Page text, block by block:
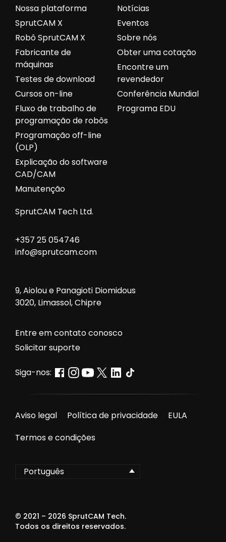
Notícias
Eventos
Sobre nós
Obter uma cotação
Encontre um
revendedor
Conferência Mundial
Programa EDU
Nossa plataforma
SprutCAM X
Robô SprutCAM X
Fabricante de
máquinas
Testes de download
Cursos on-line
Fluxo de trabalho de
programação de robôs
Programação off-line
(OLP)
Explicação do software
CAD/CAM
Manutenção
SprutCAM Tech Ltd.
+357 25 054746
info@sprutcam.com
9, Aiolou e Panagioti Diomidous
3020, Limassol, Chipre
Entre em contato conosco
Solicitar suporte
Siga-nos:
Aviso legal Política de privacidade
EULA
Termos e condições
Português
© 2021 – 2026 SprutCAM Tech.
Todos os direitos reservados.